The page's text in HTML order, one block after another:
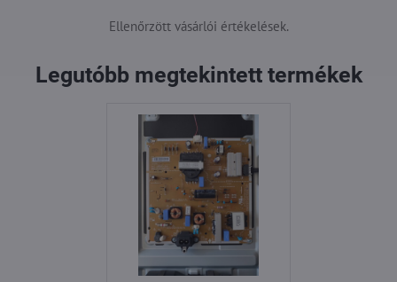
Ellenőrzött vásárlói értékelések.
Legutóbb megtekintett termékek